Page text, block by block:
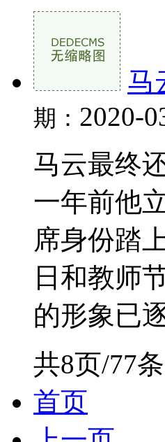
马
期： 2020-
马云最终
一年前他
席身份踏
日和教师
的形象已
共8页/77条
首页